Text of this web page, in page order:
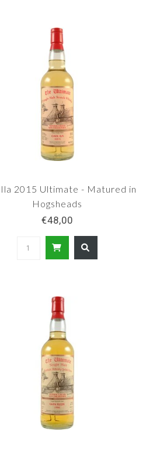
2015 Ultimate - Matured in
Hogsheads
€48,00